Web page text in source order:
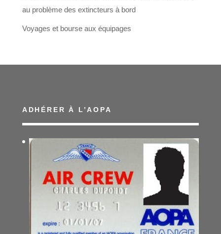
au problème des extincteurs à bord
Voyages et bourse aux équipages
ADHÉRER À L’AOPA